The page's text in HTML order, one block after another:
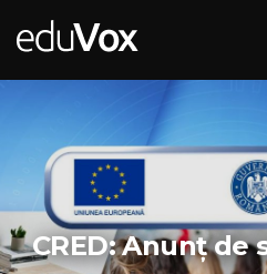
CRED: Anunț de